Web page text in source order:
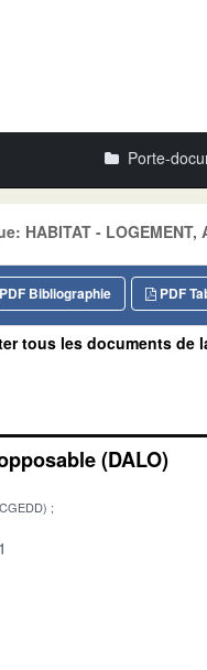
Porte-
HABITAT - LOGEMENT,
PDF
PDF Bibliographie
tous les documents de
(DALO)